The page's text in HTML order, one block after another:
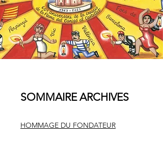
SOMMAIRE ARCHIVES
HOMMAGE DU FONDATEUR